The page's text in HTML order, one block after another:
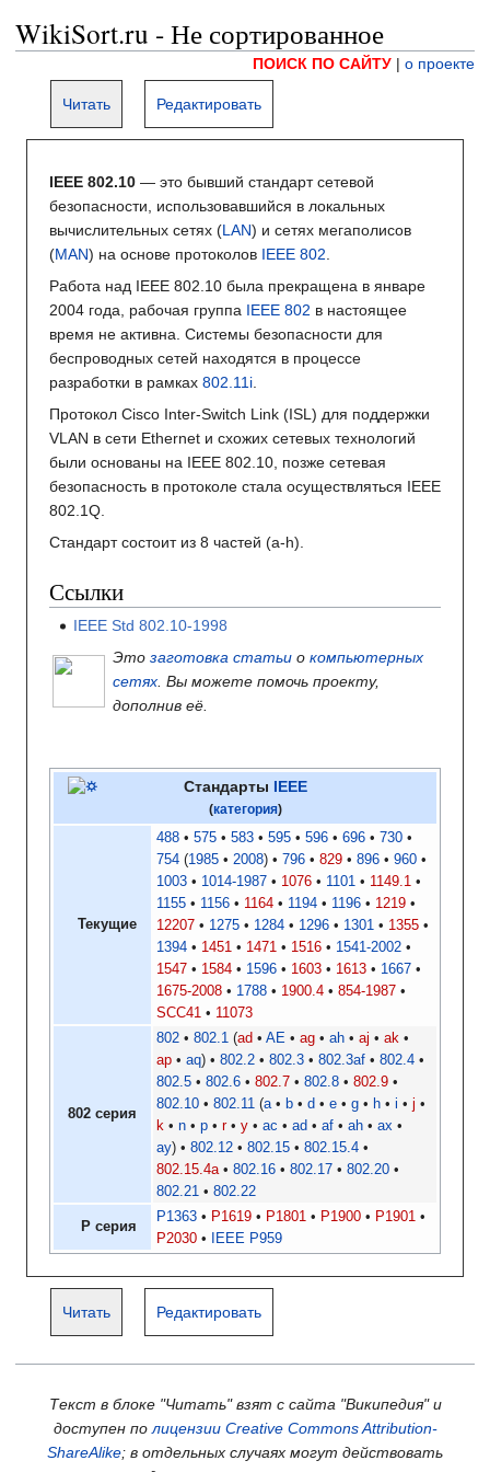
WikiSort.ru - Не сортированное
ПОИСК ПО САЙТУ | о проекте
Читать Редактировать
IEEE 802.10 — это бывший стандарт сетевой
безопасности, использовавшийся в локальных
вычислительных сетях (LAN) и сетях мегаполисов
(MAN) на основе протоколов IEEE 802
Работа над IEEE 802.10 была прекращена в январе
2004 года, рабочая группа IEEE 802 в настоящее
время не активна. Системы безопасности для
беспроводных сетей находятся в процессе
разработки в рамках 802.11i
Протокол Cisco Inter-Switch Link (ISL) для поддержки
VLAN в сети Ethernet и схожих сетевых технологий
были основаны на IEEE 802.10, позже сетевая
безопасность в протоколе стала осуществляться IEEE
802.1Q.
Стандарт состоит из 8 частей (a-h).
Ссылки
IEEE Std 802.10-1998
Это заготовка статьи о компьютерных
сетях . Вы можете помочь проекту,
дополнив её.
Стандарты IEEE
(категория)
Текущие
488 575 583 595 596 696
730
754
1985 2008 796 829 896
960
1003
1014-1987 1076 1101
1149.1
1155
1156 1164 1194 1196
1219
12207
1275 1284 1296 1301
1355
1394
1451 1471 1516
1541-2002
1547
1584 1596 1603 1613
1667
1675-2008
1788 1900.4
854-1987
SCC41
11073
802 серия
802 802.1 ad AE ag ah aj
ak
ap
aq 802.2 802.3 802.3af
802.4
802.5
802.6 802.7 802.8
802.9
802.10
802.11 a b d e g h i
j
k
n p r y ac ad af ah
ax
ay
802.12 802.15
802.15.4
802.15.4a
802.16 802.17
802.20
802.21
802.22
P серия
P1363 P1619 P1801 P1900
P1901
P2030
IEEE P959
Читать Редактировать
Текст в блоке "Читать" взят с сайта "Википедия" и
доступен по лицензии Creative Commons Attribution-
ShareAlike; в отдельных случаях могут действовать